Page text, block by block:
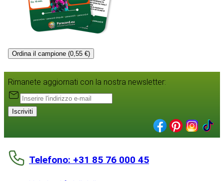
Ordina il campione (0,55 €)
Rimanete aggiornati con la nostra newsletter:
Iscriviti
Telefono: +31 85 76 000 45